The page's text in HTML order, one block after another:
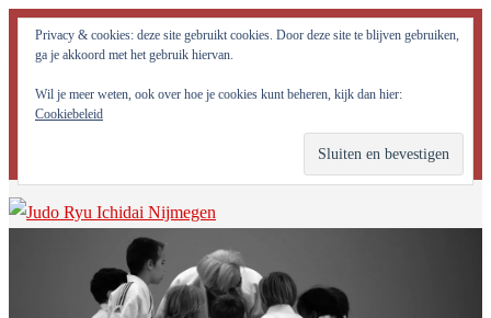
Judo Ryu Ichidai Nijmegen - Alle potentiële krachten in jezelf
optimaal tot ontwikkeling brengen!
Privacy & cookies: deze site gebruikt cookies. Door deze site te blijven gebruiken,
ga je akkoord met het gebruik hiervan.
Wil je meer weten, ook over hoe je cookies kunt beheren, kijk dan hier:
Cookiebeleid